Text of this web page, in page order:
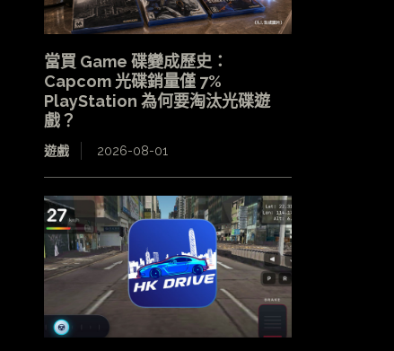
當買 Game 碟變成歷史：
Capcom 光碟銷量僅 7%
PlayStation 為何要淘汰光碟遊
戲？
遊戲 2026-08-01